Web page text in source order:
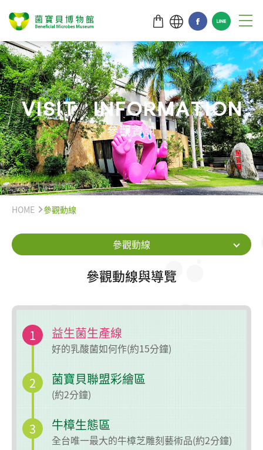
VISIT INFORMATION
參觀資訊
HOME 參觀動線
參觀動線
參觀動線與導覽
1 益生菌生產線
好的乳酸菌如何作(約15分鐘)
2 菌寶貝聯盟彩繪區
(約2分鐘)
3 牛樟生態區
全台唯一最大的牛樟芝雕刻藝術品(約2分鐘)